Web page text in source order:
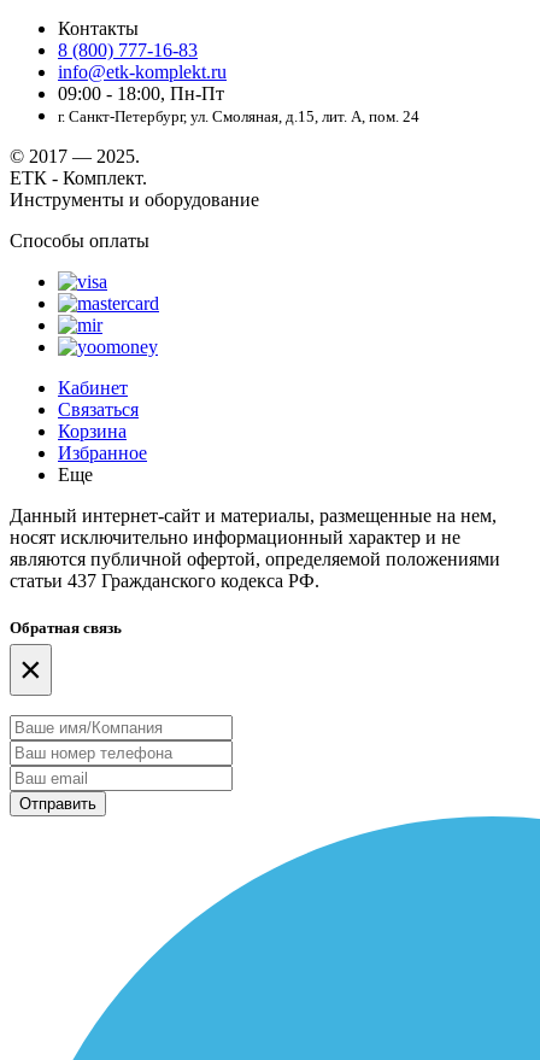
Контакты
8 (800) 777-16-83
info@etk-komplekt.ru
09:00 - 18:00, Пн-Пт
г. Санкт-Петербург, ул. Смоляная, д.15, лит. А, пом. 24
© 2017 — 2025.
ЕТК - Комплект.
Инструменты и оборудование
Способы оплаты
Кабинет
Связаться
Корзина
Избранное
Еще
Данный интернет-сайт и материалы, размещенные на нем,
носят исключительно информационный характер и не
являются публичной офертой, определяемой положениями
статьи 437 Гражданского кодекса РФ.
Обратная связь
×
Отправить